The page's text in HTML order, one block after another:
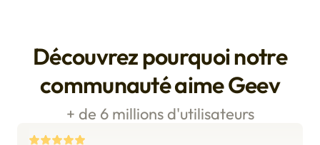
Découvrez pourquoi notre
communauté aime Geev
+ de 6 millions d'utilisateurs